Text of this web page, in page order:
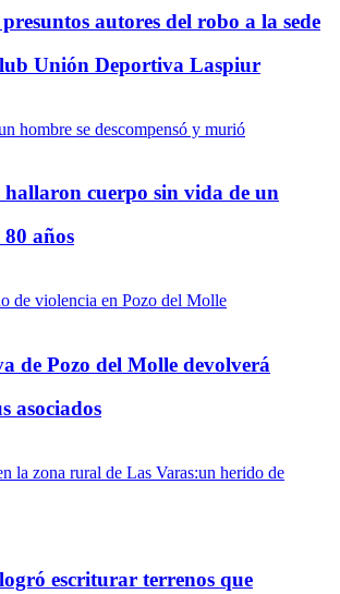
autores del robo a la sede
Unión Deportiva Laspiur
hallaron cuerpo sin vida de un
años
de Pozo del Molle devolverá
asociados
escriturar terrenos que